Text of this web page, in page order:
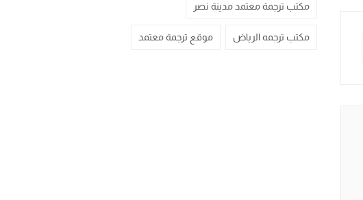
مكتب ترجمة معتمد مدينة نصر
مكتب ترجمه الرياض موقع ترجمة معتمد